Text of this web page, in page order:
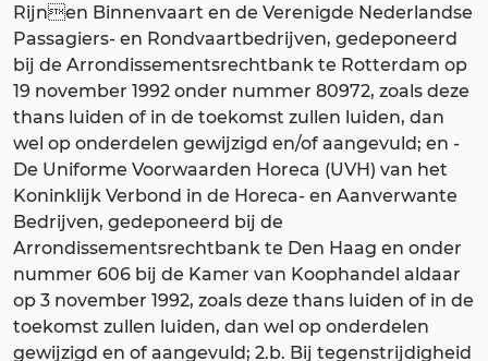
Rijnen Binnenvaart en de Verenigde Nederlandse
Passagiers- en Rondvaartbedrijven, gedeponeerd
bij de Arrondissementsrechtbank te Rotterdam op
19 november 1992 onder nummer 80972, zoals deze
thans luiden of in de toekomst zullen luiden, dan
wel op onderdelen gewijzigd en/of aangevuld; en -
De Uniforme Voorwaarden Horeca (UVH) van het
Koninklijk Verbond in de Horeca- en Aanverwante
Bedrijven, gedeponeerd bij de
Arrondissementsrechtbank te Den Haag en onder
nummer 606 bij de Kamer van Koophandel aldaar
op 3 november 1992, zoals deze thans luiden of in de
toekomst zullen luiden, dan wel op onderdelen
gewijzigd en of aangevuld; 2.b. Bij tegenstrijdigheid